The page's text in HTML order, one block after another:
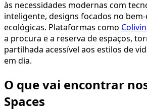
às necessidades modernas com
inteligente, designs focados no
ecológicas. Plataformas como
a procura e a reserva de espaços,
partilhada acessível aos estilos de
em dia.
O que vai encontrar
Spaces